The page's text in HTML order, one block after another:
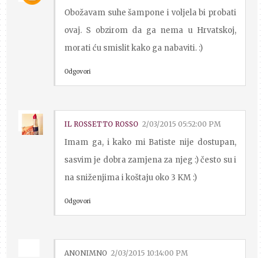
Obožavam suhe šampone i voljela bi probati
ovaj. S obzirom da ga nema u Hrvatskoj,
morati ću smislit kako ga nabaviti. :)
Odgovori
IL ROSSETTO ROSSO 2/03/2015 05:52:00 PM
Imam ga, i kako mi Batiste nije dostupan,
sasvim je dobra zamjena za njeg :) često su i
na sniženjima i koštaju oko 3 KM :)
Odgovori
ANONIMNO 2/03/2015 10:14:00 PM